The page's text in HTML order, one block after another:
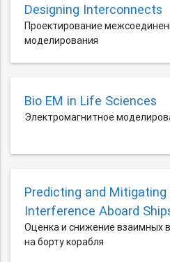
Designing Interconnects
Проектирование
моделирования
Bio EM in Life Sciences
Электромагнитное
Predicting and Mitigating
Interference Aboard
Оценка и снижение взаимных
на борту корабля